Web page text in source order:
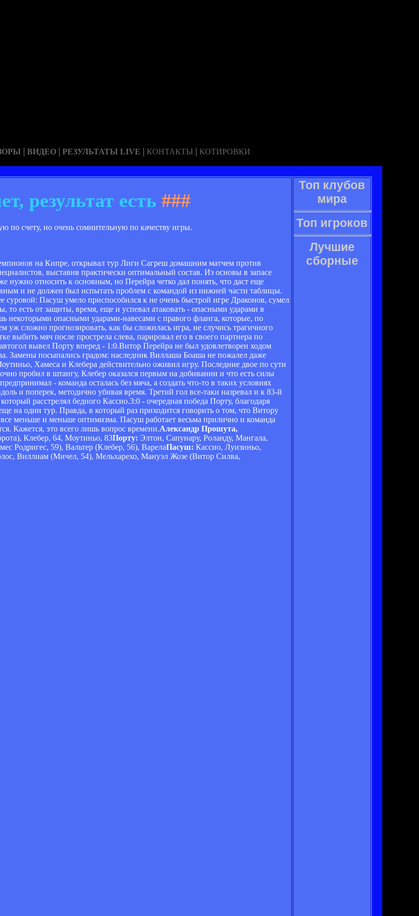
| ВИДЕО | РЕЗУЛЬТАТЫ LIVE | КОНТАКТЫ | КОТИРОВКИ
результат есть ###
по счету, но очень сомнительную по качеству игры.
на Кипре, открывал тур Лиги Сагреш домашним матчем против
выставив практически оптимальный состав. Из основы в запасе
нужно относить к основным, но Перейра четко дал понять, что даст еще
и не должен был испытать проблем с командой из нижней части таблицы.
суровой: Пасуш умело приспособился к не очень быстрой игре Драконов, сумел
есть от защиты, время, еще и успевал атаковать - опасными ударами в
опасными ударами-навесами с правого фланга, которые, по
сложно прогнозировать, как бы сложилась игра, не случись трагичного
выбить мяч после прострела слева, парировал его в своего партнера по
вывел Порту вперед - 1:0.Витор Перейра не был удовлетворен ходом
Замены посыпались градом: наследник Виллаша Боаша не пожалел даже
Хамеса и Клебера действительно оживил игру. Последние двое по сути
пробил в штангу, Клебер оказался первым на добивании и что есть силы
- команда осталась без мяча, а создать что-то в таких условиях
и поперек, методично убивая время. Третий гол все-таки назревал и к 83-й
расстрелял бедного Кассио.3:0 - очередная победа Порту, благодаря
на один тур. Правда, в который раз приходится говорить о том, что Витору
меньше и меньше оптимизма. Пасуш работает весьма прилично и команда
Кажется, это всего лишь вопрос времени.Александр Прошута,
Клебер, 64, Моутиньо, 83Порту: Элтон, Сапунару, Роланду, Мангала,
Родригес, 59), Вальтер (Клебер, 56), ВарелаПасуш: Кассио, Луизиньо,
Виллиам (Мичел, 54), Мельхарехо, Мануэл Жозе (Витор Силва,
Топ клубов
мира
Топ игроков
Лучшие
сборные